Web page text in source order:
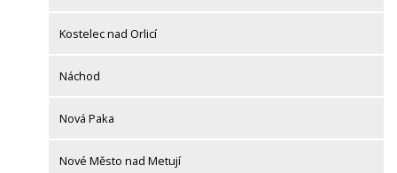
Kostelec nad Orlicí
Náchod
Nová Paka
Nové Město nad Metují